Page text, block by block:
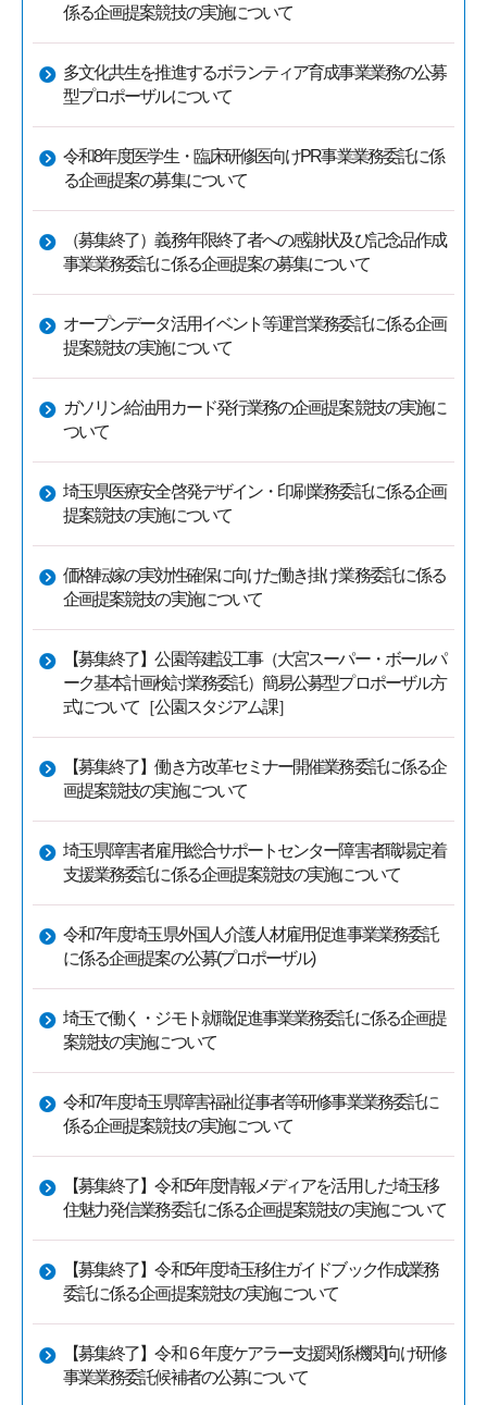
係る企画提案競技の実施について
多文化共生を推進するボランティア育成事業業務の公募
型プロポーザルについて
令和8年度医学生・臨床研修医向けPR事業業務委託に係
る企画提案の募集について
（募集終了）義務年限終了者への感謝状及び記念品作成
事業業務委託に係る企画提案の募集について
オープンデータ活用イベント等運営業務委託に係る企画
提案競技の実施について
ガソリン給油用カード発行業務の企画提案競技の実施に
ついて
埼玉県医療安全啓発デザイン・印刷業務委託に係る企画
提案競技の実施について
価格転嫁の実効性確保に向けた働き掛け業務委託に係る
企画提案競技の実施について
【募集終了】公園等建設工事（大宮スーパー・ボールパ
ーク基本計画検討業務委託）簡易公募型プロポーザル方
式について［公園スタジアム課］
【募集終了】働き方改革セミナー開催業務委託に係る企
画提案競技の実施について
埼玉県障害者雇用総合サポートセンター障害者職場定着
支援業務委託に係る企画提案競技の実施について
令和7年度埼玉県外国人介護人材雇用促進事業業務委託
に係る企画提案の公募(プロポーザル)
埼玉で働く・ジモト就職促進事業業務委託に係る企画提
案競技の実施について
令和7年度埼玉県障害福祉従事者等研修事業業務委託に
係る企画提案競技の実施について
【募集終了】令和5年度情報メディアを活用した埼玉移
住魅力発信業務委託に係る企画提案競技の実施について
【募集終了】令和5年度埼玉移住ガイドブック作成業務
委託に係る企画提案競技の実施について
【募集終了】令和６年度ケアラー支援関係機関向け研修
事業業務委託候補者の公募について